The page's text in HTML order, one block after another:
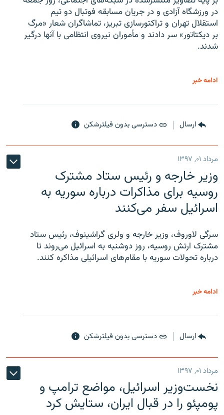
در ورزشگاه آزادی و در جریان مسابقه فوتبال دو تیم
استقلال تهران و تراکتورسازی تبریز، تماشاگران شعار «مرگ
بر دیکتاتور» سر دادند و مأموران نیروی انتظامی با آنها درگیر
شدند.
ادامه خبر
ارسال دسترسی بدون فیلترشکن
مرداد ۰۱, ۱۳۹۷
وزیر خارجه و رئیس‌ ستاد مشترک
روسیه برای مذاکرات درباره سوریه به
اسرائیل سفر می‌کنند
سرگی لاوروف، وزیر خارجه و ولری گراشینوف، رئیس ستاد
مشترک ارتش روسیه، روز دوشنبه به اسرائیل می‌روند تا
درباره تحولات سوریه با مقام‌های اسرائیلی مذاکره کنند.
ادامه خبر
ارسال دسترسی بدون فیلترشکن
مرداد ۰۱, ۱۳۹۷
نخست‌وزیر اسرائیل، مواضع ترامپ و
پومپئو را در قبال ایران، ستایش کرد